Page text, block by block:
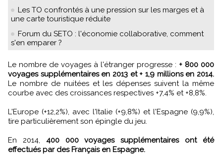
Les TO confrontés à une pression sur les marges et à
une carte touristique réduite
Forum du SETO : l'économie collaborative, comment
s'en emparer ?
Le nombre de voyages à l'étranger progresse : + 800 000
voyages supplémentaires en 2013 et + 1,9 millions en 2014.
Le nombre de nuitées et les dépenses suivent la même
courbe avec des croissances respectives +7,4% et +8,8%.
L'Europe (+12,2%), avec l'Italie (+9,8%) et l'Espagne (9,9%),
tire particulièrement son épingle du jeu.
En 2014, 400 000 voyages supplémentaires ont été
effectués par des Français en Espagne.